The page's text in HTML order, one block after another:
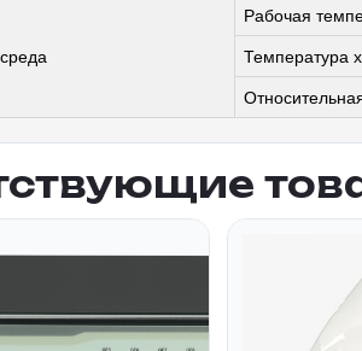
Рабочая
Температура